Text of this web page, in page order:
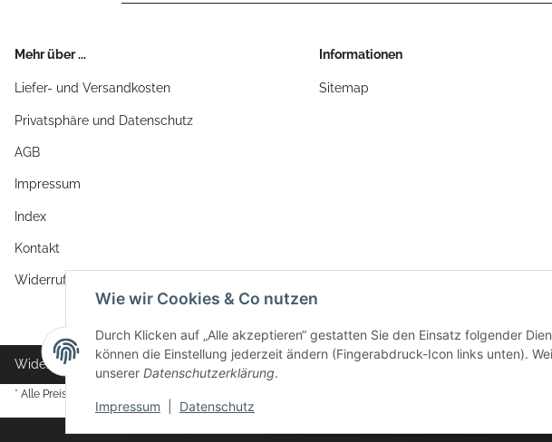
Mehr über ...
Liefer- und Versandkosten
Privatsphäre und Datenschutz
AGB
Impressum
Index
Kontakt
Widerrufsrecht
Informationen
Sitemap
Widerrufsbutton
* Alle Preise inkl. gesetzlicher USt., zzgl.
Wie wir Cookies & Co nutzen
Durch Klicken auf „Alle akzeptieren“ gestatten Sie den Einsatz folgender
können die Einstellung jederzeit ändern (Fingerabdruck-Icon links unten).
unserer Datenschutzerklärung.
Impressum Datenschutz